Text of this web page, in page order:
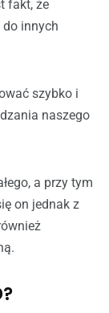
fakt, że
innych
szybko i
naszego
a przy tym
on jednak z